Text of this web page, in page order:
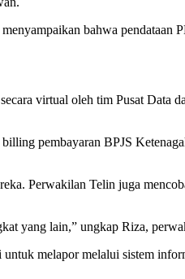
bahwa pendataan
virtual oleh tim Pusat Data
pembayaran BPJS
Perwakilan Telin juga
yang lain,” ungkap Riza,
melapor melalui sistem